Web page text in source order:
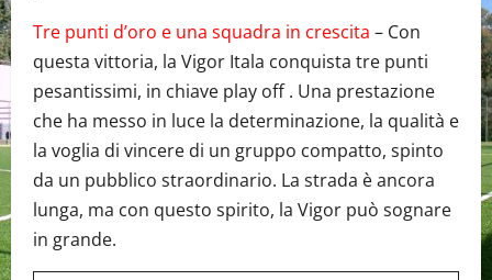
Tre punti d’oro e una squadra in crescita – Con
questa vittoria, la Vigor Itala conquista tre punti
pesantissimi, in chiave play off . Una prestazione
che ha messo in luce la determinazione, la qualità e
la voglia di vincere di un gruppo compatto, spinto
da un pubblico straordinario. La strada è ancora
lunga, ma con questo spirito, la Vigor può sognare
in grande.